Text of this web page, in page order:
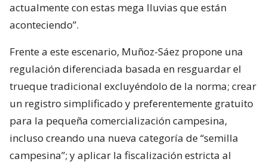
actualmente con estas mega lluvias que están
aconteciendo”.
Frente a este escenario, Muñoz-Sáez propone una
regulación diferenciada basada en resguardar el
trueque tradicional excluyéndolo de la norma; crear
un registro simplificado y preferentemente gratuito
para la pequeña comercialización campesina,
incluso creando una nueva categoría de “semilla
campesina”; y aplicar la fiscalización estricta al